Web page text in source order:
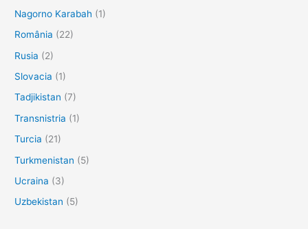
Nagorno Karabah (1)
România (22)
Rusia (2)
Slovacia (1)
Tadjikistan (7)
Transnistria (1)
Turcia (21)
Turkmenistan (5)
Ucraina (3)
Uzbekistan (5)